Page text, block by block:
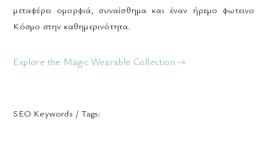
μεταφέρει ομορφιά, συναίσθημα και έναν ήρεμο φωτεινο
Κόσμο στην καθημερινότητα.
Explore the Magic Wearable Collection →
SEO Keywords / Tags: